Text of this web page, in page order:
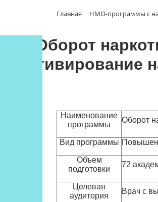
Главная НМО-программы с
Оборот
Наименование
программы
Оборот
Вид программы
Объем
подготовки
72
Целевая
аудитория
Врач с